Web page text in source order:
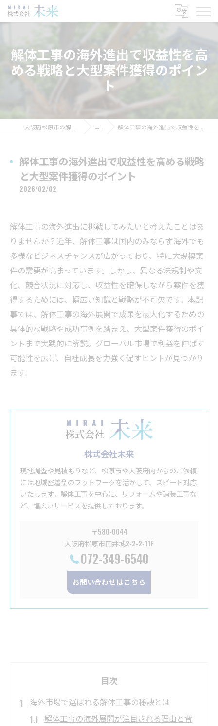
解体工事の海外進出で収益性を高
める戦略と大型案件獲得のポイン
ト
コラム 解体工事の海外進出で収益性を高める戦略と大型案件獲得のポイント
解体工事の海外進出で収益性を高める戦略
と大型案件獲得のポイント
2026/02/02
解体工事の海外進出に挑戦してみたいと考えたことはあ
りませんか？近年、解体工事は国内のみならず海外でも
多様なビジネスチャンスが広がっており、特に大規模案
件の需要が高まっています。しかし、異なる法規制や文
化、競合状況に対応し、収益性を確保しながら案件を獲
得するためには、幅広い知識と戦略が不可欠です。本記
事では、解体工事の海外展開で成果を最大化するための
具体的な戦略や成功事例を踏まえ、大型案件獲得のポイ
ントまで実践的に解説。グローバル市場で利益を伸ばす
可能性を広げ、自社成長を力強く促すヒントが見つかり
ます。
株式会社未来
現地調査や見積もりなど、松原市や大阪府内からのご依頼
には地域密着型のフットワークを活かして、スピード対応
いたします。解体工事を中心に、リフォームや舗装工事な
ど、幅広いサービスを提供しております。
〒580-0044
大阪府松原市田井城2-2-2-11F
072-349-6540
お問い合わせはこちら
目次
海外市場で選ばれる解体工事の秘訣とは
解体工事の海外展開が注目される理由と背